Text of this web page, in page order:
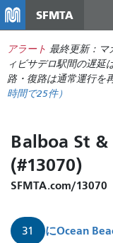
SFMTA
アラート 最終更新：マ
ィビサデロ駅間の遅延
路・復路は通常運行を
時間で25件）
Balboa St
(#13070)
SFMTA.com/13070
31 にOcean